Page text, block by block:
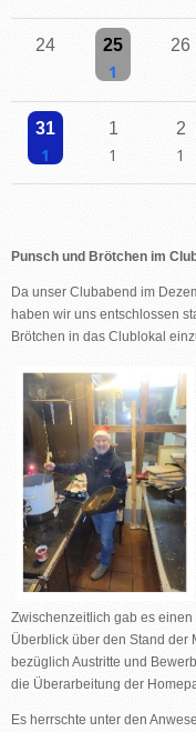
24 25 26
31 1 2
Punsch und Brötchen im
Da unser Clubabend im
haben wir uns entschlossen
Brötchen in das Clublokal
Zwischenzeitlich gab es einen
Überblick über den Stand der
bezüglich Austritte und
die Überarbeitung der
Es herrschte unter den